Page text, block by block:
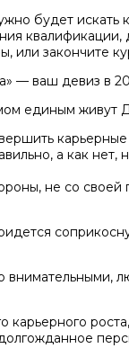
будет искать
или закончите
— ваш девиз в
единым живут
а как
не со
карьерного